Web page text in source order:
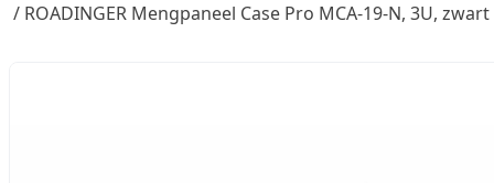
/ ROADINGER Mengpaneel Case Pro MCA-19-N, 3U, zwart